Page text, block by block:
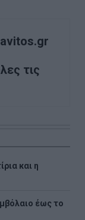
τις
και η
έως το